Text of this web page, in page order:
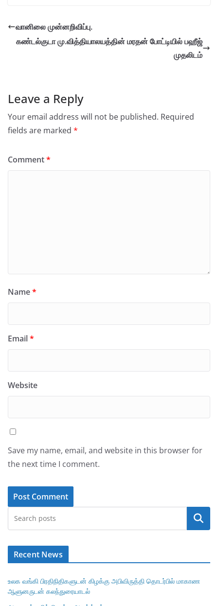
வானிலை முன்னறிவிப்பு.
கண்டல்குடா மு.வித்தியாலயத்தின் மரதன் போட்டியில் பஹீஜ்
முதலிடம்
Leave a Reply
Your email address will not be published. Required
fields are marked *
Comment*
Name*
Email*
Website
Save my name, email, and website in this browser for
the next time I comment.
Search
Recent News
உலக வங்கி பிரதிநிதிகளுடன் கிழக்கு அபிவிருத்தி தொடர்பில் மாகாண
ஆளுனருடன் கலந்துரையாடல்